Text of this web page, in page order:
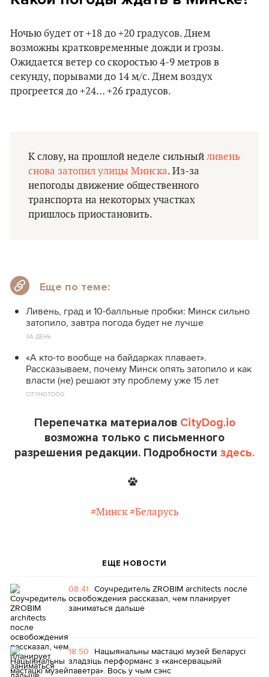
Ночью будет от +18 до +20 градусов. Днем
возможны кратковременные дожди и грозы.
Ожидается ветер со скоростью 4-9 метров в
секунду, порывами до 14 м/с. Днем воздух
прогреется до +24… +26 градусов.
К слову, на прошлой неделе сильный ливень
снова затопил улицы Минска. Из-за
непогоды движение общественного
транспорта на некоторых участках
пришлось приостановить.
Еще по теме:
Ливень, град и 10-балльные пробки: Минск сильно
затопило, завтра погода будет не лучше
ЗА ДЕНЬ
«А кто-то вообще на байдарках плавает».
Рассказываем, почему Минск опять затопило и как
власти (не) решают эту проблему уже 15 лет
CITYHOTDOG
Перепечатка материалов CityDog.io
возможна только с письменного
разрешения редакции. Подробности здесь.
#Минск #Беларусь
ЕЩЕ НОВОСТИ
08:41 Соучредитель ZROBIM architects после
освобождения рассказал, чем планирует
заниматься дальше
18:50 Нацыянальны мастацкі музей Беларусі
зладзіць перформанс з «кансервацыяй
паветра». Вось у чым сэнс